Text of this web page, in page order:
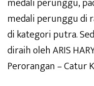
medali perunggu di
di kategori putra.
diraih oleh ARIS
Perorangan – Catur